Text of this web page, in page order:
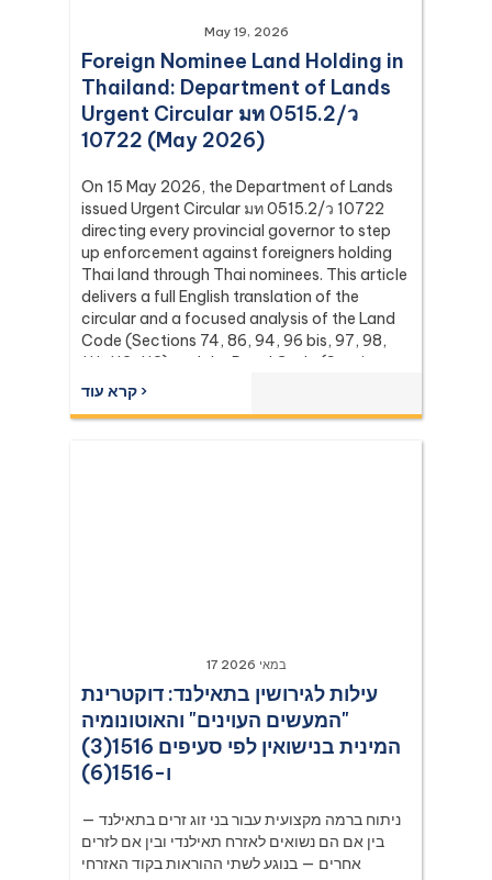
May 19, 2026
Foreign Nominee Land Holding in
Thailand: Department of Lands
Urgent Circular มท 0515.2/ว
10722 (May 2026)
On 15 May 2026, the Department of Lands
issued Urgent Circular มท 0515.2/ว 10722
directing every provincial governor to step
up enforcement against foreigners holding
Thai land through Thai nominees. This article
delivers a full English translation of the
circular and a focused analysis of the Land
Code (Sections 74, 86, 94, 96 bis, 97, 98,
111, 112, 113) and the Penal Code (Sections
137 and 267) it relies on, with the leading
Supreme Court (Dika) authorities including
קרא עוד ›
17 במאי 2026
עילות לגירושין בתאילנד: דוקטרינת
"המעשים העוינים" והאוטונומיה
המינית בנישואין לפי סעיפים 1516(3)
ו-1516(6)
ניתוח ברמה מקצועית עבור בני זוג זרים בתאילנד —
בין אם הם נשואים לאזרח תאילנדי ובין אם לזרים
אחרים — בנוגע לשתי ההוראות בקוד האזרחי